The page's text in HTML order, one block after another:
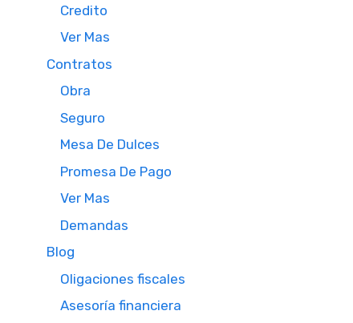
Credito
Ver Mas
Contratos
Obra
Seguro
Mesa De Dulces
Promesa De Pago
Ver Mas
Demandas
Blog
Oligaciones fiscales
Asesoría financiera